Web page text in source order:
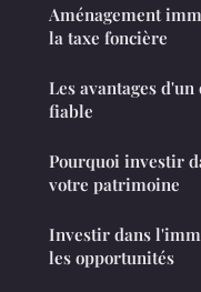
Aménagement
la taxe foncière
Les avantages
fiable
Pourquoi investir
votre patrimoine
Investir dans
les opportunités